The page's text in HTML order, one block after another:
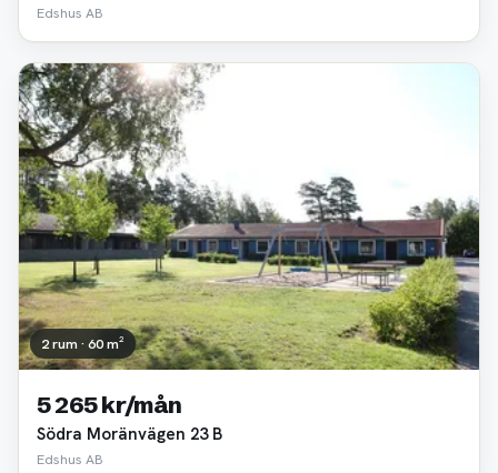
Edshus AB
2 rum · 60 m²
5 265 kr/mån
Södra Moränvägen 23 B
Edshus AB